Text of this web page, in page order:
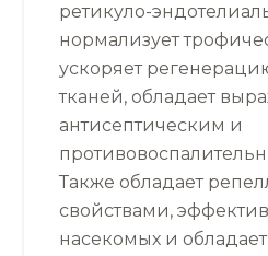
ретикуло-
нормализует
ускоряет
тканей, обладает
антисептическим и
Также обладает
свойствами,
насекомых и